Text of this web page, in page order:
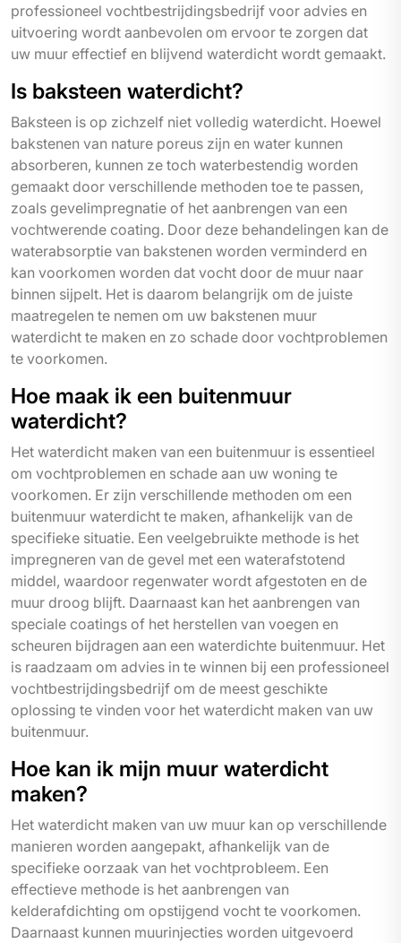
professioneel vochtbestrijdingsbedrijf voor advies en
uitvoering wordt aanbevolen om ervoor te zorgen dat
uw muur effectief en blijvend waterdicht wordt gemaakt.
Is baksteen waterdicht?
Baksteen is op zichzelf niet volledig waterdicht. Hoewel
bakstenen van nature poreus zijn en water kunnen
absorberen, kunnen ze toch waterbestendig worden
gemaakt door verschillende methoden toe te passen,
zoals gevelimpregnatie of het aanbrengen van een
vochtwerende coating. Door deze behandelingen kan de
waterabsorptie van bakstenen worden verminderd en
kan voorkomen worden dat vocht door de muur naar
binnen sijpelt. Het is daarom belangrijk om de juiste
maatregelen te nemen om uw bakstenen muur
waterdicht te maken en zo schade door vochtproblemen
te voorkomen.
Hoe maak ik een buitenmuur
waterdicht?
Het waterdicht maken van een buitenmuur is essentieel
om vochtproblemen en schade aan uw woning te
voorkomen. Er zijn verschillende methoden om een
buitenmuur waterdicht te maken, afhankelijk van de
specifieke situatie. Een veelgebruikte methode is het
impregneren van de gevel met een waterafstotend
middel, waardoor regenwater wordt afgestoten en de
muur droog blijft. Daarnaast kan het aanbrengen van
speciale coatings of het herstellen van voegen en
scheuren bijdragen aan een waterdichte buitenmuur. Het
is raadzaam om advies in te winnen bij een professioneel
vochtbestrijdingsbedrijf om de meest geschikte
oplossing te vinden voor het waterdicht maken van uw
buitenmuur.
Hoe kan ik mijn muur waterdicht
maken?
Het waterdicht maken van uw muur kan op verschillende
manieren worden aangepakt, afhankelijk van de
specifieke oorzaak van het vochtprobleem. Een
effectieve methode is het aanbrengen van
kelderafdichting om opstijgend vocht te voorkomen.
Daarnaast kunnen muurinjecties worden uitgevoerd